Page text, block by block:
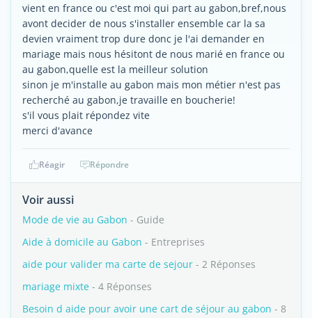
vient en france ou c'est moi qui part au gabon,bref,nous
avont decider de nous s'installer ensemble car la sa
devien vraiment trop dure donc je l'ai demander en
mariage mais nous hésitont de nous marié en france ou
au gabon,quelle est la meilleur solution
sinon je m'installe au gabon mais mon métier n'est pas
recherché au gabon,je travaille en boucherie!
s'il vous plait répondez vite
merci d'avance
Réagir Répondre
Voir aussi
Mode de vie au Gabon - Guide
Aide à domicile au Gabon - Entreprises
aide pour valider ma carte de sejour - 2 Réponses
mariage mixte - 4 Réponses
Besoin d aide pour avoir une cart de séjour au gabon - 8